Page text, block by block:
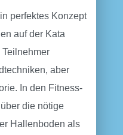
perfektes Konzept
auf der Kata
Teilnehmer
aber
In den Fitness-
die nötige
Hallenboden als